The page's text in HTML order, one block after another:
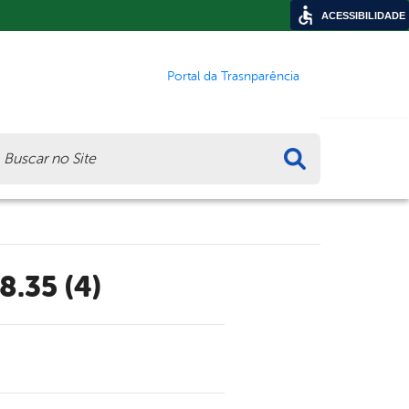
Portal da Trasnparência
(4)
ACESSIBILIDADE